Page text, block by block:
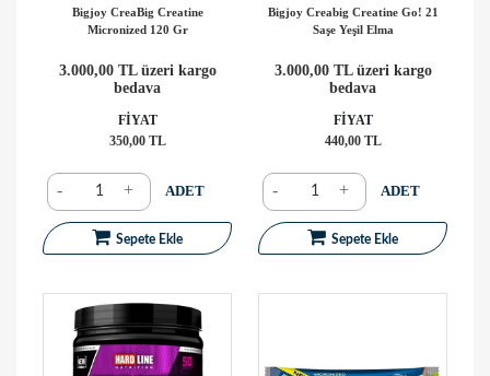
Bigjoy CreaBig Creatine
Micronized 120 Gr
3.000,00 TL üzeri kargo
bedava
FİYAT
350,00 TL
- + ADET
Sepete Ekle
Bigjoy Creabig Creatine Go! 21
Saşe Yeşil Elma
3.000,00 TL üzeri kargo
bedava
FİYAT
440,00 TL
- + ADET
Sepete Ekle